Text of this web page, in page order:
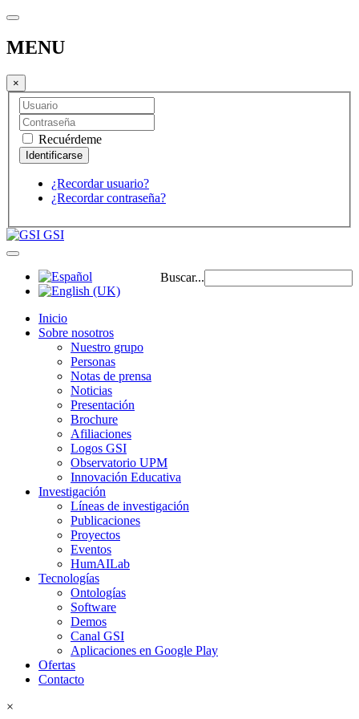
MENU
×
Recuérdeme
¿Recordar usuario?
¿Recordar contraseña?
GSI
Buscar...
Inicio
Sobre nosotros
Nuestro grupo
Personas
Notas de prensa
Noticias
Presentación
Brochure
Afiliaciones
Logos GSI
Observatorio UPM
Innovación Educativa
Investigación
Líneas de investigación
Publicaciones
Proyectos
Eventos
HumAILab
Tecnologías
Ontologías
Software
Demos
Canal GSI
Aplicaciones en Google Play
Ofertas
Contacto
×